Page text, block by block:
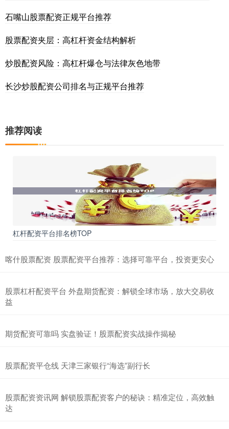
石嘴山股票配资正规平台推荐
股票配资夹层：高杠杆资金结构解析
炒股配资风险：高杠杆爆仓与法律灰色地带
长沙炒股配资公司排名与正规平台推荐
推荐阅读
杠杆配资平台排名榜TOP
喀什股票配资 股票配资平台推荐：选择可靠平台，投资更安心
股票杠杆配资平台 外盘期货配资：解锁全球市场，放大交易收
益
期货配资可靠吗 实盘验证！股票配资实战操作揭秘
股票配资平仓线 天津三家银行“海选”副行长
股票配资资讯网 解锁股票配资客户的秘诀：精准定位，高效触
达